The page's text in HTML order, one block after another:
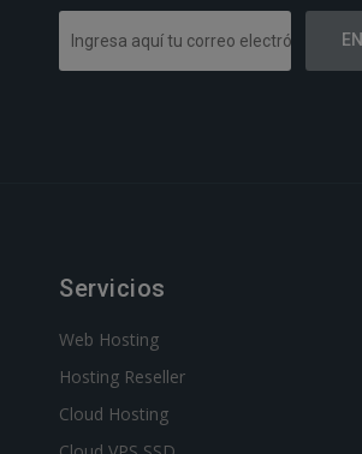
Servicios
Web Hosting
Hosting Reseller
Cloud Hosting